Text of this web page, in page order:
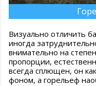
Визуально отличить
иногда
внимательно на
пропорции,
всегда сплющен, он
фоном, а горельеф